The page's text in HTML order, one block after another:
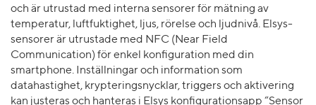
och är utrustad med interna sensorer för mätning av
temperatur, luftfuktighet, ljus, rörelse och ljudnivå. Elsys-
sensorer är utrustade med NFC (Near Field
Communication) för enkel konfiguration med din
smartphone. Inställningar och information som
datahastighet, krypteringsnycklar, triggers och aktivering
kan justeras och hanteras i Elsys konfigurationsapp “Sensor